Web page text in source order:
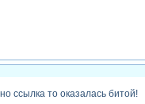
ссылка то оказалась битой!